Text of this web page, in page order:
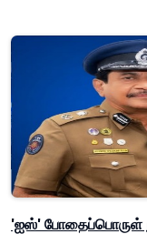
'ஐஸ்' போதைப்பொருள்